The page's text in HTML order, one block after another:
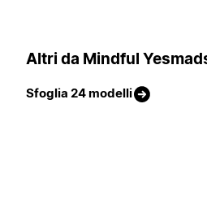
Altri da Mindful
Sfoglia 24 modelli